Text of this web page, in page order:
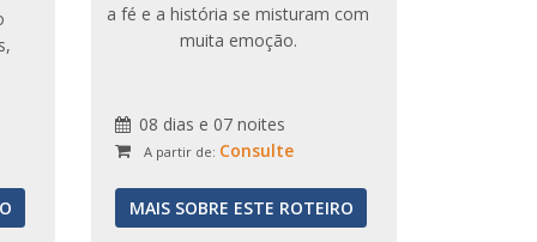
a fé e a história se misturam com
muita emoção.
08 dias e 07 noites
A partir de: Consulte
MAIS SOBRE ESTE ROTEIRO